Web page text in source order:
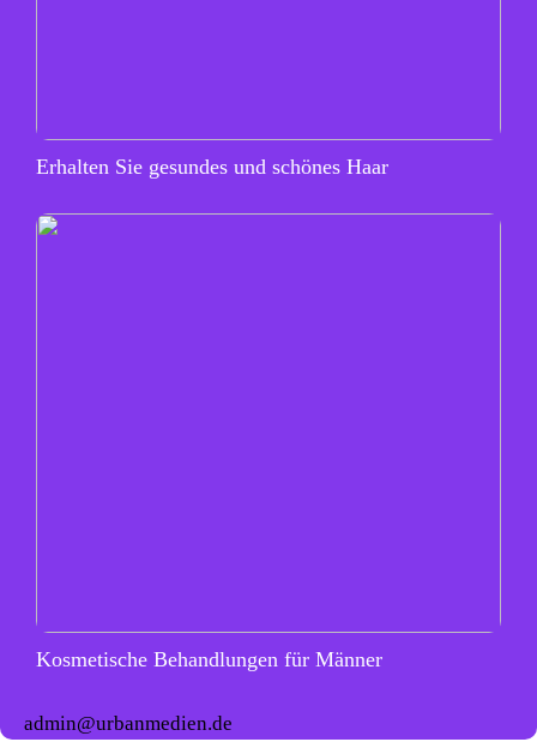
Erhalten Sie gesundes und schönes Haar
Kosmetische Behandlungen für Männer
admin@urbanmedien.de